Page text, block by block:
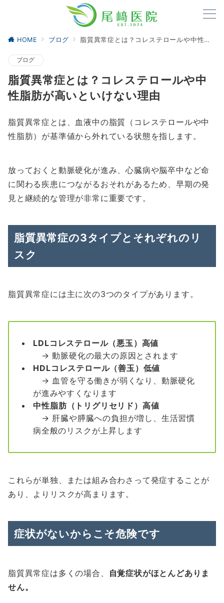
HOME ブログ 脂質異常症とは？コレステロールや中性脂肪が高いといけない理由
ブログ
脂質異常症とは？コレステロールや中
性脂肪が高いといけない理由
脂質異常症とは、血液中の脂質（コレステロールや中
性脂肪）が基準値から外れている状態を指します。
放っておくと動脈硬化が進み、心臓病や脳卒中など命
に関わる疾患につながるおそれがあるため、早期の発
見と継続的な管理が非常に重要です。
脂質異常症の3タイプとそれぞれのリ
スク
脂質異常症には主に次の3つのタイプがあります。
LDLコレステロール（悪玉）高値
→ 動脈硬化の最大の原因とされます
HDLコレステロール（善玉）低値
→ 血管を守る働きが弱くなり、動脈硬化
が進みやすくなります
中性脂肪（トリグリセリド）高値
→ 肝臓や膵臓への負担が増し、生活習慣
病全般のリスクが上昇します
これらが単独、または組み合わさって発症することが
あり、よりリスクが高まります。
症状がないからこそ危険です
脂質異常症は多くの場合、
自覚症状がほとんどありま
せん。